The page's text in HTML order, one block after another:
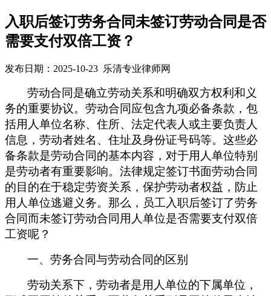
入职后签订劳务合同未签订劳动合同是否
需要支付双倍工资？
发布日期：2025-10-23 乐清专业律师网
劳动合同是确立劳动关系和明确双方权利和义
务的重要协议。劳动合同应包含九项必备条款，包
括用人单位名称、住所、法定代表人或主要负责人
信息，劳动者姓名、住址及身份证号码等。这些必
备条款是劳动合同的基本内容，对于用人单位特别
是劳动者有重要影响。法律规定签订书面劳动合同
的目的在于稳定劳资关系，保护劳动者权益，防止
用人单位逃避义务。 那么，员工 入职后签订了劳务
合同而未签订劳动合同用人单位是否需要支付双倍
工资呢？
一、 劳务合同与劳动合同的区别
劳动关系下，劳动者是用人单位的下属单位，